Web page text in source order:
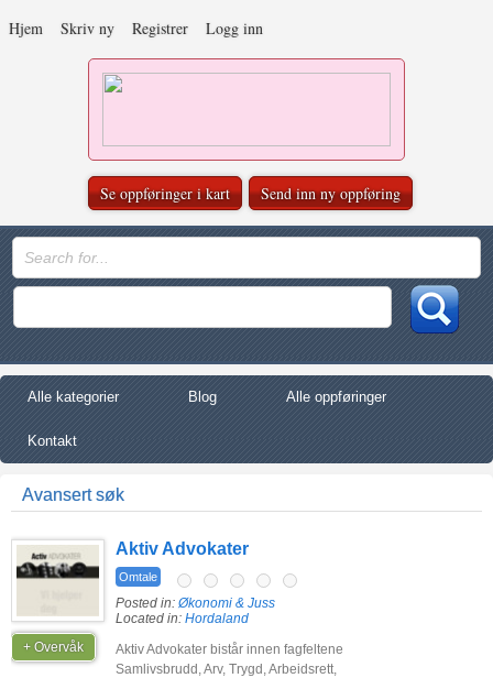
Hjem Skriv ny Registrer Logg inn
Se oppføringer i kart Send inn ny oppføring
Alle kategorier Blog Alle oppføringer
Kontakt
Avansert søk
+ Overvåk
Aktiv Advokater
Omtale
Posted in: Økonomi & Juss
Located in: Hordaland
Aktiv Advokater bistår innen fagfeltene
Samlivsbrudd, Arv, Trygd, Arbeidsrett,